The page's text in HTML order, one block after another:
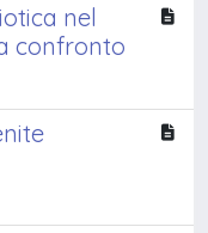
nel
confronto